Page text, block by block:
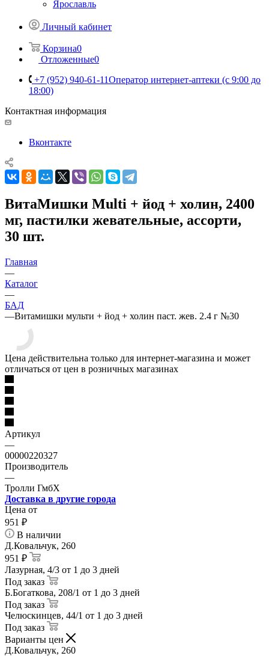
Ярославль
Личный кабинет
Корзина0
Отложенные0
+7 (952) 940-61-11Оператор интернет-аптеки (с 9:00 до
18:00)
Контактная информация
Вконтакте
ВитаМишки Multi + йод + холин, 2400
мг, пастилки жевательные, ассорти,
30 шт.
Главная
—
Каталог
—
БАД
—Витамишки мульти + йод + холин паст. жев. 2.4 г №30
Цена действительна только для интернет-магазина и может
отличаться от цен в розничных магазинах
Артикул
—
00000220327
Производитель
—
Тролли ГмбХ
Доставка в другие города
Цена от
951 ₽
В наличии
Д.Ковальчук, 260
951 ₽
Лазурная, 4/3 от 1 до 3 дней
Под заказ
Б.Богаткова, 208/1 от 1 до 3 дней
Под заказ
Челюскинцев, 44/1 от 1 до 3 дней
Под заказ
Варианты цен
Д.Ковальчук, 260